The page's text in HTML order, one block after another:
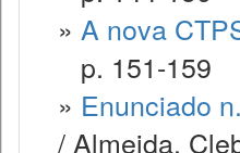
» A nova
p. 151-159
» Enunciado
/ Almeida,